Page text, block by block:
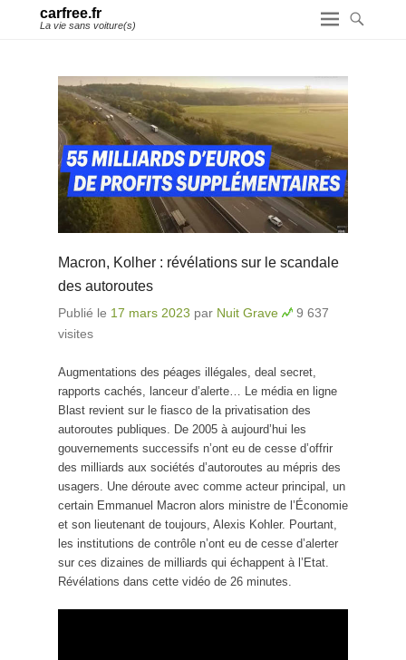
carfree.fr
La vie sans voiture(s)
Macron, Kolher : révélations sur le scandale
des autoroutes
Publié le 17 mars 2023 par Nuit Grave
9 637
visites
Augmentations des péages illégales, deal secret,
rapports cachés, lanceur d’alerte… Le média en ligne
Blast revient sur le fiasco de la privatisation des
autoroutes publiques. De 2005 à aujourd’hui les
gouvernements successifs n’ont eu de cesse d’offrir
des milliards aux sociétés d’autoroutes au mépris des
usagers. Une déroute avec comme acteur principal, un
certain Emmanuel Macron alors ministre de l’Économie
et son lieutenant de toujours, Alexis Kohler. Pourtant,
les institutions de contrôle n’ont eu de cesse d’alerter
sur ces dizaines de milliards qui échappent à l’Etat.
Révélations dans cette vidéo de 26 minutes.